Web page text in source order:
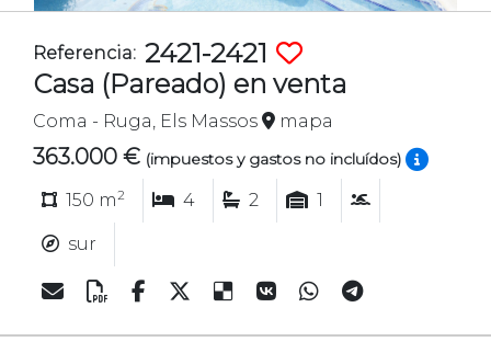
Referencia: 2421-2421
Casa (Pareado) en venta
Coma - Ruga, Els Massos mapa
363.000 € (impuestos y gastos no incluídos)
150 m2 4 2 1
sur